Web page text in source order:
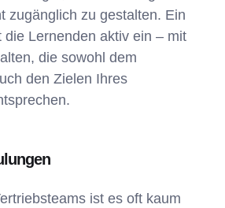
zugänglich zu gestalten. Ein
die Lernenden aktiv ein – mit
die sowohl dem
den Zielen Ihres
ist es oft kaum